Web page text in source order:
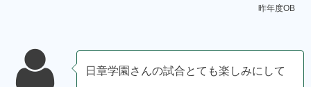
昨年度OB
日章学園さんの試合とても楽しみにして